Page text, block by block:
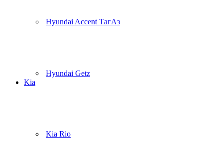
Hyundai Accent ТагАз
Hyundai Getz
Kia
Kia Rio